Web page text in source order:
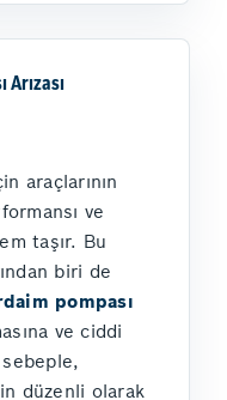
Arızası
araçlarının
ve
taşır. Bu
biri de
pompası
ve ciddi
düzenli olarak